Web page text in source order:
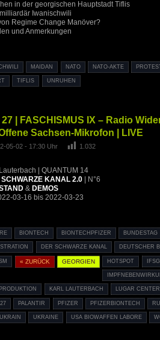
in der georgischen Hauptstadt Tiflis
Iwanischwili
Regime Change Manöver?
und Anmerkungen
MAIDAN NATO NATO-AKTE
TIFLIS UNRUHEN
27 | FASCHISMUS IX – Radio
Sachsen-Mikrofon | LIVE
05-02 - 17:30 Uhr 1.032
| QUANTUM 14
KANAL 2.0| N°6
& DEMOS
03-16 bis 2022-03-23
BIONTECH BIONTECHPFIZER BUNDESTAG
DER SCHWARZE KANAL DEUTSCHER
« ZURÜCK GEORGIEN HOTSPOT IFSG
KARL LAUTERBACH LUGAR CENTER
PALANTIR PFIZER PFIZERBIONTECH
UKRAIN UKRAINE USA BIOWAFFEN LABORE